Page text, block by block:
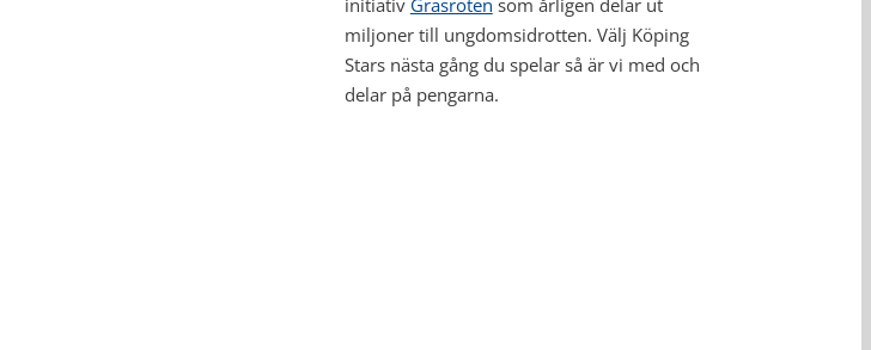
initiativ Gräsroten som årligen delar ut
miljoner till ungdomsidrotten. Välj Köping
Stars nästa gång du spelar så är vi med och
delar på pengarna.